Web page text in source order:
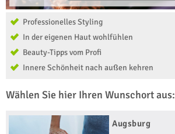
Professionelles Styling
In der eigenen Haut wohlfühlen
Beauty-Tipps vom Profi
Innere Schönheit nach außen kehren
Wählen Sie hier Ihren Wunschort aus:
Augsburg